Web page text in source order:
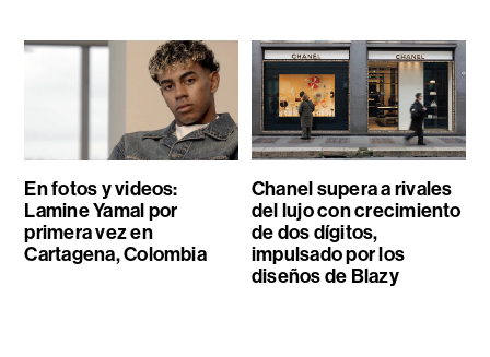
En fotos y videos:
Lamine Yamal por
primera vez en
Cartagena, Colombia
Chanel supera a rivales
del lujo con crecimiento
de dos dígitos,
impulsado por los
diseños de Blazy